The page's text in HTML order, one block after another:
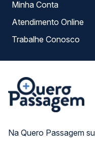
Na Quero Passagem
Minha Conta
Atendimento Online
Trabalhe Conosco